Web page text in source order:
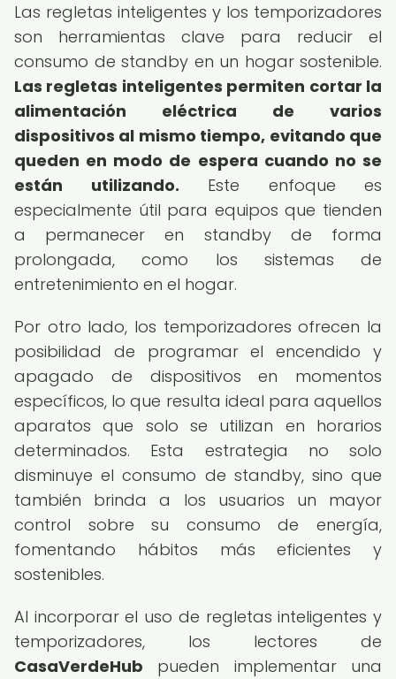
Las regletas inteligentes y los temporizadores
son herramientas clave para reducir el
consumo de standby en un hogar sostenible.
Las regletas inteligentes permiten cortar la
alimentación eléctrica de varios
dispositivos al mismo tiempo, evitando que
queden en modo de espera cuando no se
están utilizando. Este enfoque es
especialmente útil para equipos que tienden
a permanecer en standby de forma
prolongada, como los sistemas de
entretenimiento en el hogar.
Por otro lado, los temporizadores ofrecen la
posibilidad de programar el encendido y
apagado de dispositivos en momentos
específicos, lo que resulta ideal para aquellos
aparatos que solo se utilizan en horarios
determinados. Esta estrategia no solo
disminuye el consumo de standby, sino que
también brinda a los usuarios un mayor
control sobre su consumo de energía,
fomentando hábitos más eficientes y
sostenibles.
Al incorporar el uso de regletas inteligentes y
temporizadores, los lectores de
CasaVerdeHub pueden implementar una